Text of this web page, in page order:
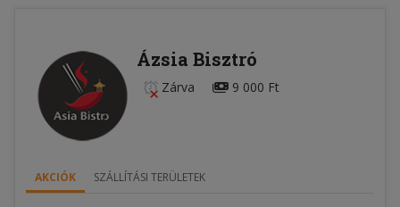
Ázsia Bisztró
Zárva 9 000 Ft
AKCIÓK SZÁLLÍTÁSI TERÜLETEK